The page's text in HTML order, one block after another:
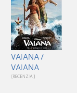
VAIANA /
VAIANA
[RECENZIA ]